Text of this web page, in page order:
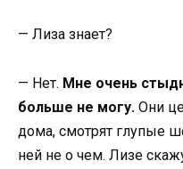
— Лиза знает?
— Нет. Мне очень
больше не могу. Они
дома, смотрят глупые
ней не о чем. Лизе